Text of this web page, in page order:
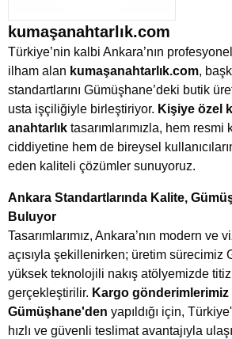
kumaşanahtarlık.com
Türkiye’nin kalbi Ankara’nın
ilham alan kumaşanahtarlık.com,
standartlarını Gümüşhane’deki butik
usta işçiliğiyle birleştiriyor. Kişiye özel
anahtarlık tasarımlarımızla, hem resmi
ciddiyetine hem de bireysel
eden kaliteli çözümler sunuyoruz.
Ankara Standartlarında Kalite,
Buluyor
Tasarımlarımız, Ankara’nın modern ve
açısıyla şekillenirken; üretim sürecimiz
yüksek teknolojili nakış atölyemizde
gerçekleştirilir. Kargo gönderimlerimiz
Gümüşhane'den yapıldığı için,
hızlı ve güvenli teslimat avantajıyla